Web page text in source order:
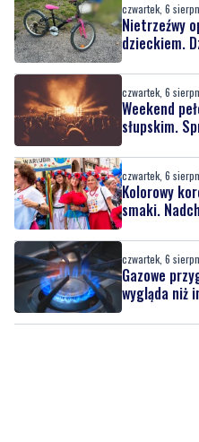
czwartek, 6
Nietrzeźwy
dzieckiem.
czwartek, 6
Weekend
słupskim.
czwartek, 6
Kolorowy
smaki.
czwartek, 6
Gazowe
wygląda niż